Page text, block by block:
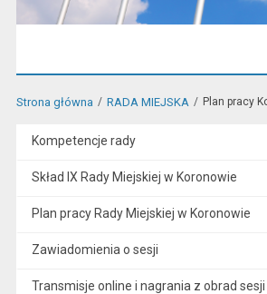
Strona główna RADA MIEJSKA Plan pracy
Kompetencje rady
Skład IX Rady Miejskiej w Koronowie
Plan pracy Rady Miejskiej w Koronowie
Zawiadomienia o sesji
Transmisje online i nagrania z obrad sesji